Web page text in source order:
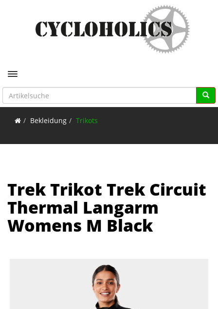
Toggle navigation
Bekleidung Trikots
Trek Trikot Trek Circuit
Thermal Langarm
Womens M Black